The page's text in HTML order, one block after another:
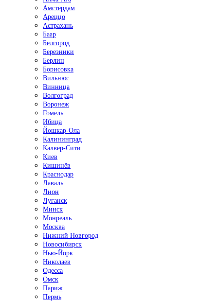
Амстердам
Ареццо
Астрахань
Баар
Белгород
Березники
Берлин
Борисовка
Вильнюс
Винница
Волгоград
Воронеж
Гомель
Ибица
Йошкар-Ола
Калининград
Калвер-Сити
Киев
Кишинёв
Краснодар
Лаваль
Лион
Луганск
Минск
Монреаль
Москва
Нижний Новгород
Новосибирск
Нью-Йорк
Николаев
Одесса
Омск
Париж
Пермь